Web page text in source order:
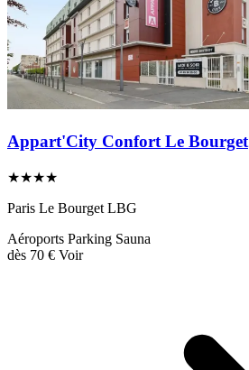
Appart'City Confort Le Bourget
★★★★
Paris Le Bourget LBG
Aéroports Parking Sauna
dès 70 € Voir